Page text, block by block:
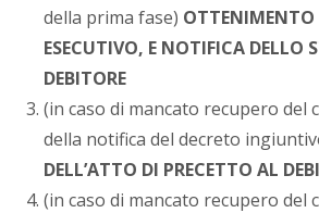
della prima fase)
ESECUTIVO, E NOTIFICA DELLO
DEBITORE
(in caso di mancato recupero del
della notifica del decreto
DELL’ATTO DI PRECETTO AL
(in caso di mancato recupero del